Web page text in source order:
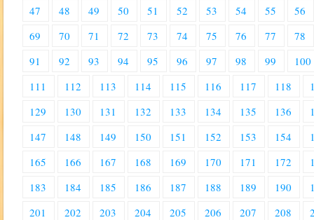
47
48 49 50 51 52 53 54 55
56
69
70 71 72 73 74 75 76 77
78
91
92 93 94 95 96 97 98 99
100
111
112 113 114 115 116 117 118
129
130 131 132 133 134 135 136
147
148 149 150 151 152 153 154
165
166 167 168 169 170 171 172
183
184 185 186 187 188 189 190
201
202 203 204 205 206 207 208